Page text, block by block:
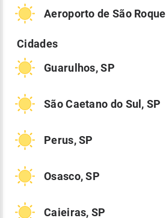
Aeroporto de São
Guarulhos, SP
São Caetano do Sul, SP
Perus, SP
Osasco, SP
Caieiras, SP